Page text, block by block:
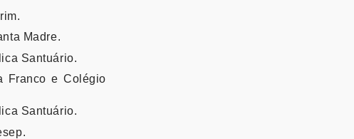
Madre.
Santuário.
Franco e Colégio
Santuário.